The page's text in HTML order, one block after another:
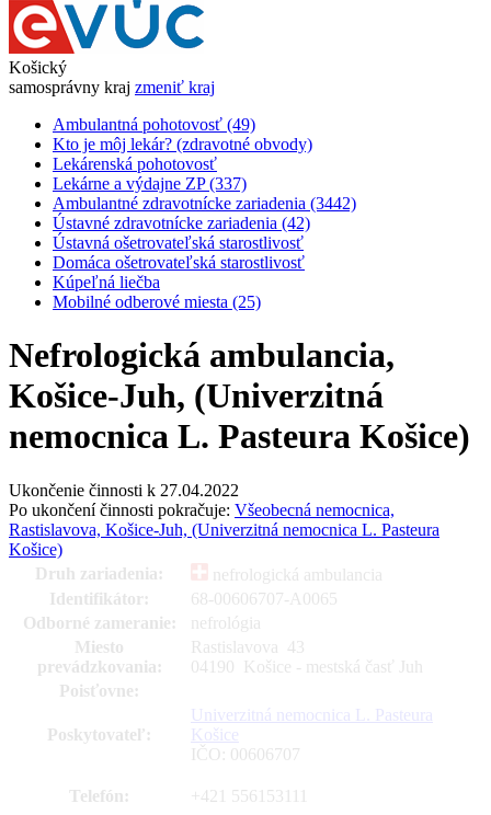
Košický
samosprávny kraj zmeniť kraj
Ambulantná pohotovosť (49)
Kto je môj lekár? (zdravotné obvody)
Lekárenská pohotovosť
Lekárne a výdajne ZP (337)
Ambulantné zdravotnícke zariadenia (3442)
Ústavné zdravotnícke zariadenia (42)
Ústavná ošetrovateľská starostlivosť
Domáca ošetrovateľská starostlivosť
Kúpeľná liečba
Mobilné odberové miesta (25)
Nefrologická ambulancia,
Košice-Juh, (Univerzitná
nemocnica L. Pasteura Košice)
Ukončenie činnosti k 27.04.2022
Po ukončení činnosti pokračuje: Všeobecná nemocnica,
Rastislavova, Košice-Juh, (Univerzitná nemocnica L. Pasteura
Košice)
Druh zariadenia:
nefrologická ambulancia
Identifikátor:
68-00606707-A0065
Odborné zameranie:
nefrológia
Miesto
prevádzkovania:
Rastislavova 43
04190 Košice - mestská časť Juh
Poisťovne:
Poskytovateľ:
Univerzitná nemocnica L. Pasteura
Košice
IČO: 00606707
Telefón: +421 556153111